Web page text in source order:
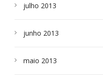
julho 2013
junho 2013
maio 2013